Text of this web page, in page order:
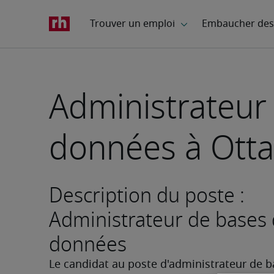
données à
Description du poste :
Administrateur de bases
données
Le candidat au poste d'administrateur de